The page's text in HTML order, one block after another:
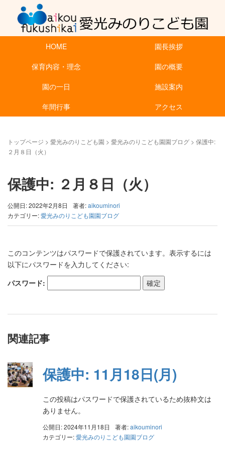
HOME
園長挨拶
保育内容・理念
園の概要
園の一日
施設案内
年間行事
アクセス
トップページ > 愛光みのりこども園 > 愛光みのりこども園園ブログ > 保護中:
２月８日（火）
保護中: ２月８日（火）
公開日: 2022年2月8日 著者:aikouminori
カテゴリー:愛光みのりこども園園ブログ
このコンテンツはパスワードで保護されています。表示するには
以下にパスワードを入力してください:
パスワード:
関連記事
保護中: 11月18日(月)
この投稿はパスワードで保護されているため抜粋文は
ありません。
公開日: 2024年11月18日 著者:aikouminori
カテゴリー:愛光みのりこども園園ブログ